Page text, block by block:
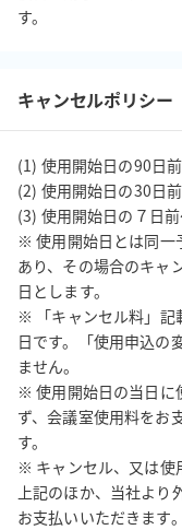
す。
キャンセルポリシー
(1) 使用開始日の90日
(2) 使用開始日の30日
(3) 使用開始日の７日
※ 使用開始日とは同一
あり、その場合のキャ
日とします。
※ 「キャンセル料」記
日です。「使用申込の
ません。
※ 使用開始日の当日に
ず、会議室使用料をお
す。
※ キャンセル、又は使
上記のほか、当社よ
お支払いいただきます